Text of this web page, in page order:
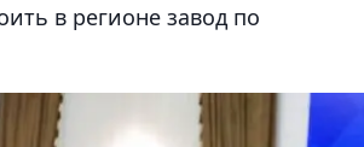
в регионе завод по